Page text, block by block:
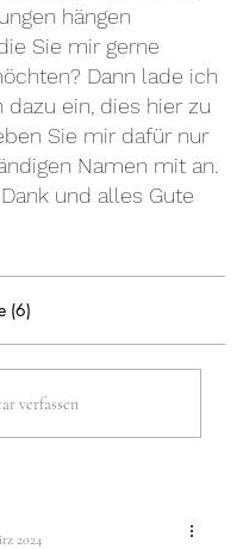
hängen
Sie mir gerne
Dann lade ich
dazu ein, dies hier zu
Sie mir dafür nur
Namen mit an.
und alles Gute
(6)
verfassen
2024